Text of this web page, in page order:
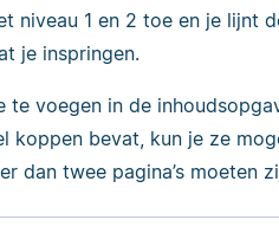
niveau 1 en 2 toe en je lijnt
je inspringen.
voegen in de
koppen bevat, kun je ze
dan twee pagina’s moeten